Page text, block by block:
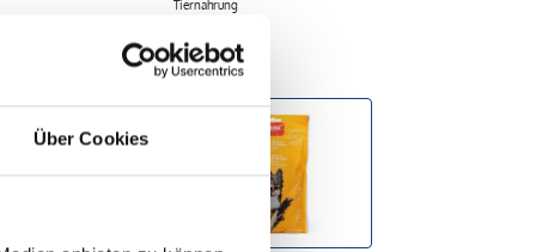
Über Cookies
Tiernahrung